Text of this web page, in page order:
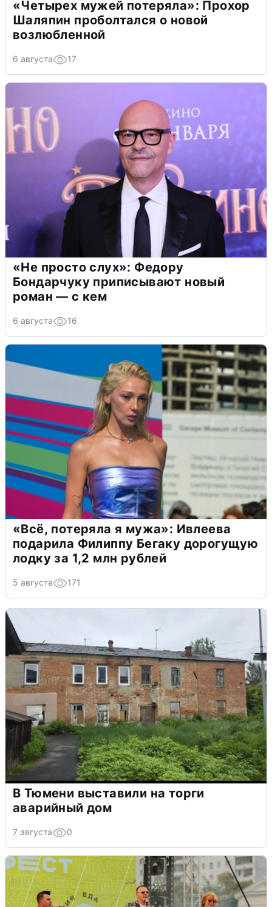
«Четырех мужей потеряла»: Прохор
Шаляпин проболтался о новой
возлюбленной
6 августа 17
«Не просто слух»: Федору
Бондарчуку приписывают новый
роман — с кем
6 августа 16
«Всё, потеряла я мужа»: Ивлеева
подарила Филиппу Бегаку дорогущую
лодку за 1,2 млн рублей
5 августа 171
В Тюмени выставили на торги
аварийный дом
7 августа 0